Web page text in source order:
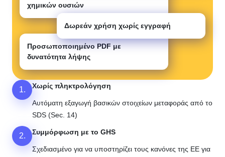
χημικών ουσιών
Δωρεάν χρήση χωρίς εγγραφή
Προσωποποιημένο PDF με
δυνατότητα λήψης
1. Χωρίς πληκτρολόγηση
Αυτόματη εξαγωγή βασικών στοιχείων μεταφοράς από το
SDS (Sec. 14)
2. Συμμόρφωση με το GHS
Σχεδιασμένο για να υποστηρίζει τους κανόνες της ΕΕ για